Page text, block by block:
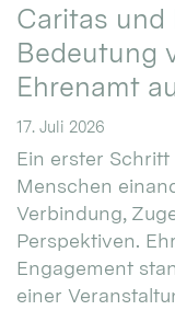
Caritas und
Bedeutung
Ehrenamt
17. Juli 2026
Ein erster Schritt
Menschen
Verbindung,
Perspektiven.
Engagement
einer